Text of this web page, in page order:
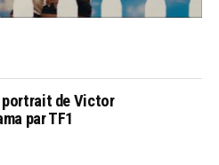
portrait de Victor
par TF1